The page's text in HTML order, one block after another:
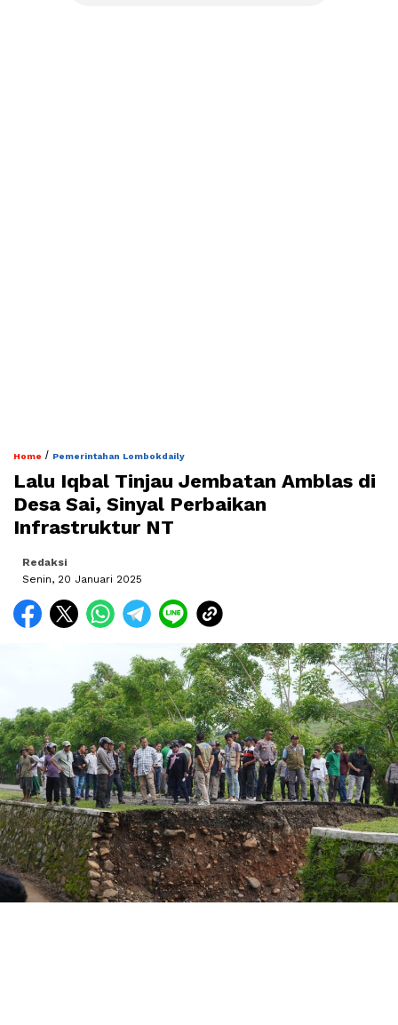
Home / Pemerintahan Lombokdaily
Lalu Iqbal Tinjau Jembatan Amblas di
Desa Sai, Sinyal Perbaikan
Infrastruktur NT
Redaksi
Senin, 20 Januari 2025